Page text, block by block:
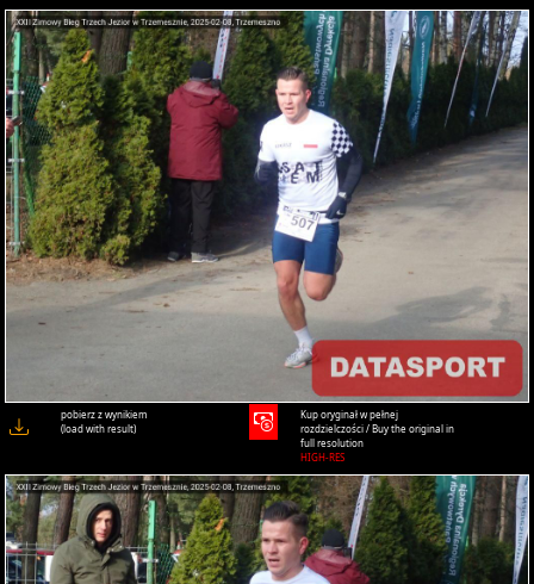
pobierz z wynikiem
(load with result)
Kup oryginał w pełnej
rozdzielczości / Buy the original in
full resolution
HIGH-RES